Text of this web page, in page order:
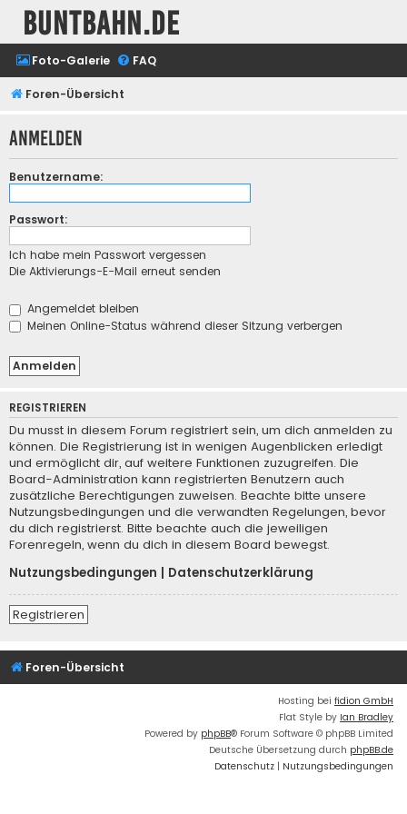
buntbahn.de
Foto-Galerie FAQ
Foren-Übersicht
Anmelden
Benutzername:
Passwort:
Ich habe mein Passwort vergessen
Die Aktivierungs-E-Mail erneut senden
Angemeldet bleiben
Meinen Online-Status während dieser Sitzung verbergen
REGISTRIEREN
Du musst in diesem Forum registriert sein, um dich anmelden zu
können. Die Registrierung ist in wenigen Augenblicken erledigt
und ermöglicht dir, auf weitere Funktionen zuzugreifen. Die
Board-Administration kann registrierten Benutzern auch
zusätzliche Berechtigungen zuweisen. Beachte bitte unsere
Nutzungsbedingungen und die verwandten Regelungen, bevor
du dich registrierst. Bitte beachte auch die jeweiligen
Forenregeln, wenn du dich in diesem Board bewegst.
Nutzungsbedingungen
Datenschutzerklärung
Registrieren
Foren-Übersicht
Hosting bei fidion GmbH
Flat Style by Ian Bradley
Powered by phpBB® Forum Software © phpBB Limited
Deutsche Übersetzung durch phpBB.de
Datenschutz | Nutzungsbedingungen